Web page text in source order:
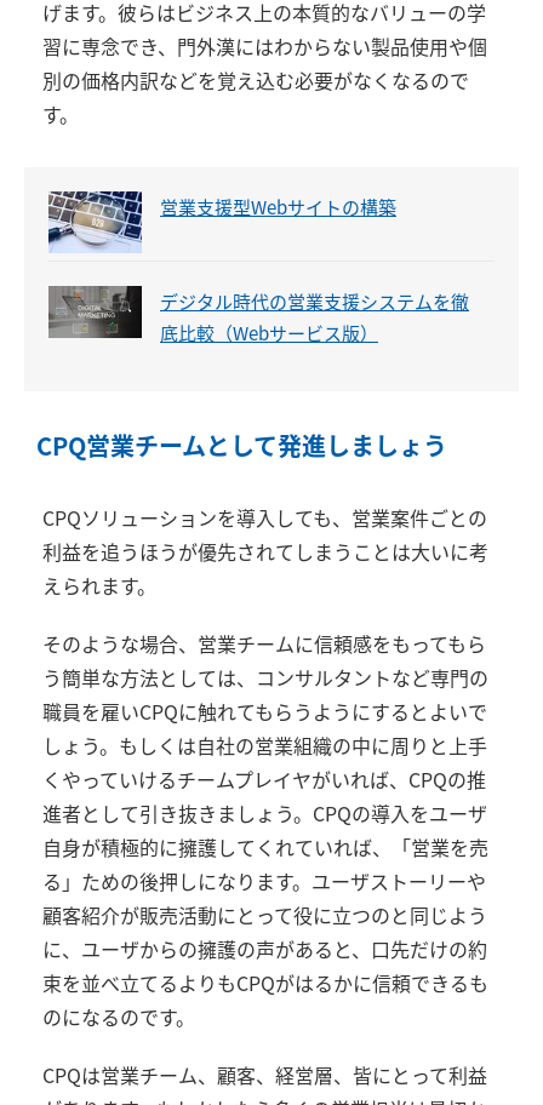
げます。彼らはビジネス上の本質的なバリューの学
習に専念でき、門外漢にはわからない製品使用や個
別の価格内訳などを覚え込む必要がなくなるので
す。
営業支援型Webサイトの構築
デジタル時代の営業支援システムを徹
底比較（Webサービス版）
CPQ営業チームとして発進しましょう
CPQソリューションを導入しても、営業案件ごとの
利益を追うほうが優先されてしまうことは大いに考
えられます。
そのような場合、営業チームに信頼感をもってもら
う簡単な方法としては、コンサルタントなど専門の
職員を雇いCPQに触れてもらうようにするとよいで
しょう。もしくは自社の営業組織の中に周りと上手
くやっていけるチームプレイヤがいれば、CPQの推
進者として引き抜きましょう。CPQの導入をユーザ
自身が積極的に擁護してくれていれば、「営業を売
る」ための後押しになります。ユーザストーリーや
顧客紹介が販売活動にとって役に立つのと同じよう
に、ユーザからの擁護の声があると、口先だけの約
束を並べ立てるよりもCPQがはるかに信頼できるも
のになるのです。
CPQは営業チーム、顧客、経営層、皆にとって利益